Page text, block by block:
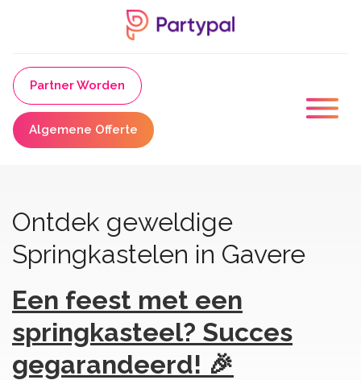
Partner Worden
Algemene Offerte
Ontdek geweldige
Springkastelen in Gavere
Een feest met een
springkasteel? Succes
gegarandeerd! 🎉